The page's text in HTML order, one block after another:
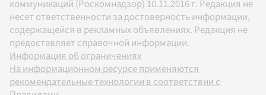
коммуникаций (Роскомнадзор) 10.11.2016 г. Редакция не
несет ответственности за достоверность информации,
содержащейся в рекламных объявлениях. Редакция не
предоставляет справочной информации.
Информация об ограничениях
На информационном ресурсе применяются
рекомендательные технологии в соответствии с